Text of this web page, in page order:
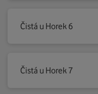
Čistá u Horek 6
Čistá u Horek 7